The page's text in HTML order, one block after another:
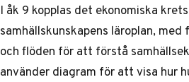
I åk 9 kopplas det ekonomiska
samhällskunskapens läroplan,
och flöden för att förstå
använder diagram för att visa hur